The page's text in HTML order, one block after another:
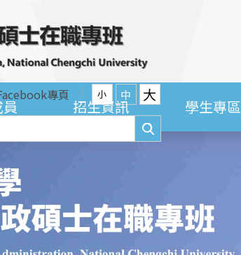
專頁 小 中 大
招生資訊 學生專區